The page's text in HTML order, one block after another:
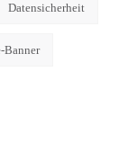
Datensicherheit
Banner